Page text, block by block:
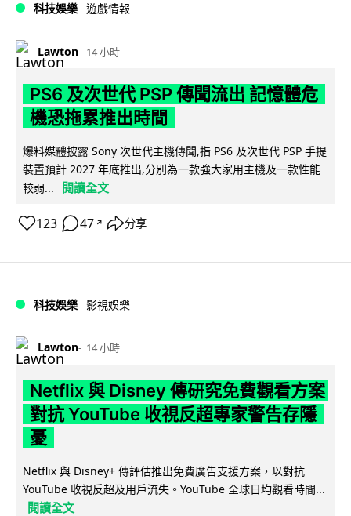
科技娛樂 遊戲情報
Lawton 14 小時
PS6 及次世代 PSP 傳聞流出 記憶體危
機恐拖累推出時間
爆料媒體披露 Sony 次世代主機傳聞,指 PS6 及次世代 PSP 手提
裝置預計 2027 年底推出,分別為一款強大家用主機及一款性能
較弱...
閱讀全文
123 47 ↗ 分享
科技娛樂 影視娛樂
Lawton 14 小時
Netflix 與 Disney 傳研究免費觀看方案
對抗 YouTube 收視反超專家警告存隱
憂
Netflix 與 Disney+ 傳評估推出免費廣告支援方案，以對抗
YouTube 收視反超及用戶流失。YouTube 全球日均觀看時間...
閱讀全文